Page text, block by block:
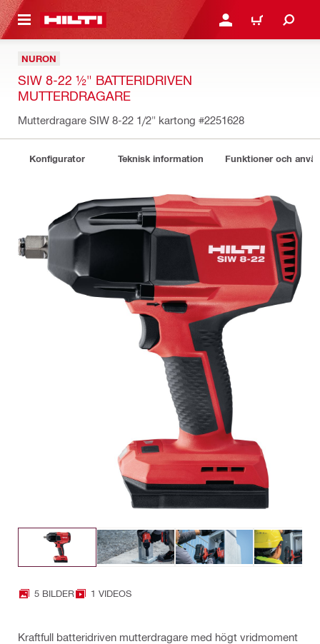
GÅ TILL HUVUDSIDAN LOGGA IN ELLER
VARUKORG
NURON
SIW 8-22 ½" BATTERIDRIVEN
MUTTERDRAGARE
Mutterdragare SIW 8-22 1/2" kartong #2251628
Konfigurator Teknisk information Funktioner och
5 BILDER 1 VIDEOS
Kraftfull batteridriven mutterdragare med högt vridmoment